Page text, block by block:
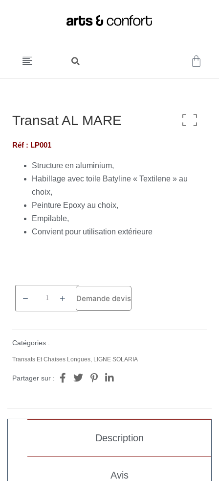
Transat AL MARE
Réf : LP001
Structure en aluminium,
Habillage avec toile Batyline « Textilene » au
choix,
Peinture Epoxy au choix,
Empilable,
Convient pour utilisation extérieure
Demande devis
Catégories :
Transats Et Chaises Longues LIGNE SOLARIA
Partager sur :
Description
Avis